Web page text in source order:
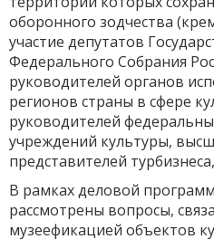
оборонного зодчества
участие депутатов
Федерального Собрания
руководителей органов
регионов страны в сфере
руководителей
учреждений культуры,
представителей
В рамках деловой
рассмотрены вопросы,
музеефикацией объектов